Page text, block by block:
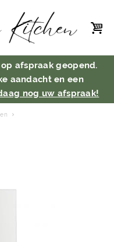
afspraak geopend.
aandacht en een
nog uw afspraak!